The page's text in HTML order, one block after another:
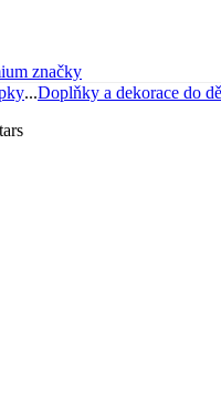
značky
...Doplňky a dekorace do